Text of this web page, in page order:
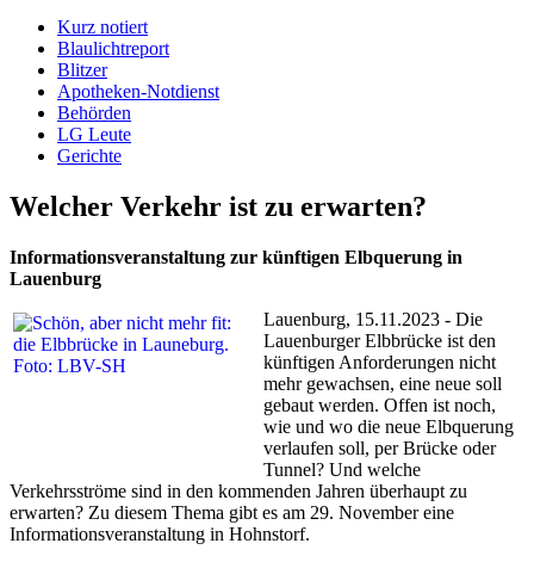
Kurz notiert
Blaulichtreport
Blitzer
Apotheken-Notdienst
Behörden
LG Leute
Gerichte
Welcher Verkehr ist zu erwarten?
Informationsveranstaltung zur künftigen Elbquerung in
Lauenburg
Lauenburg, 15.11.2023 - Die
Lauenburger Elbbrücke ist den
künftigen Anforderungen nicht
mehr gewachsen, eine neue soll
gebaut werden. Offen ist noch,
wie und wo die neue Elbquerung
verlaufen soll, per Brücke oder
Tunnel? Und welche
Verkehrsströme sind in den kommenden Jahren überhaupt zu
erwarten? Zu diesem Thema gibt es am 29. November eine
Informationsveranstaltung in Hohnstorf.